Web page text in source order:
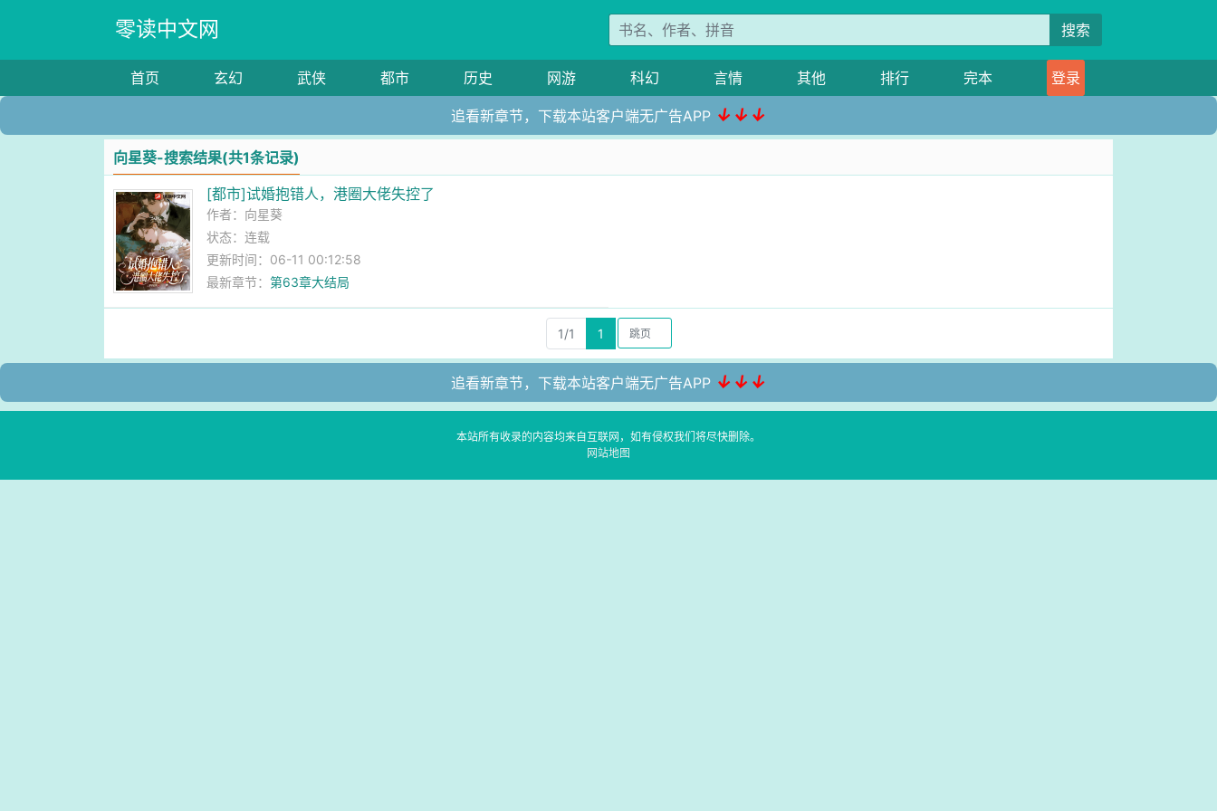
零读中文网 搜索
首页 玄幻 武侠 都市 历史 网游 科幻 言情 其他 排行 完本 登录
追看新章节，下载本站客户端无广告APP ↓↓↓
向星葵-搜索结果(共1条记录)
[都市]试婚抱错人，港圈大佬失控了
作者： 向星葵
状态：连载
更新时间：06-11 00:12:58
最新章节：第63章大结局
1/1 1
追看新章节，下载本站客户端无广告APP ↓↓↓
本站所有收录的内容均来自互联网，如有侵权我们将尽快删除。
网站地图